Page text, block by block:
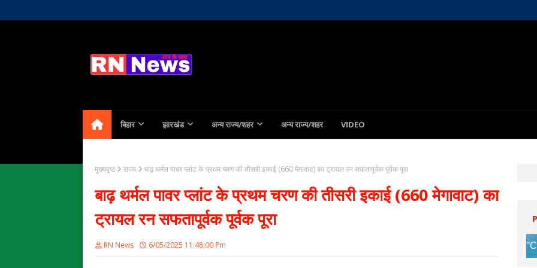
बिहार झारखंड अन्य राज्य/शहर अन्य राज्य/शहर VIDEO
मुख्यपृष्ठ राज्य बाढ़ थर्मल पावर प्लांट के प्रथम चरण की तीसरी इकाई (660 मेगावाट) का ट्रायल रन सफतापूर्वक पूर्वक पूरा
बाढ़ थर्मल पावर प्लांट के प्रथम चरण की तीसरी इकाई (660 मेगावाट) का
ट्रायल रन सफतापूर्वक पूर्वक पूरा
RN News 6/05/2025 11:48:00 Pm